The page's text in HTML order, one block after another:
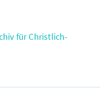
für Christlich-